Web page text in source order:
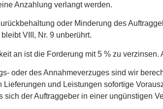
Anzahlung verlangt werden.
oder Minderung des
VIII, Nr. 9 unberührt.
an ist die Forderung mit 5 % zu
oder des Annahmeverzuges sind wir
Lieferungen und Leistungen sofortige
sich der Auftraggeber in einer ungünstigen